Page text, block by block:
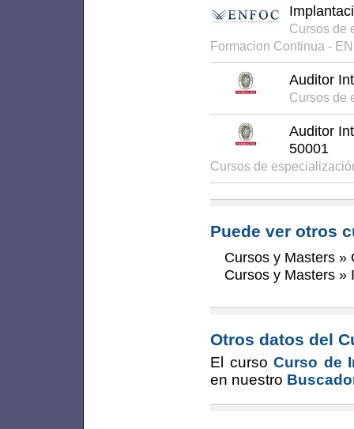
Cursos de
Formacion Continua -
Auditor
Cursos de
Auditor
50001
Cursos de
Puede ver otros
Cursos y Masters »
Cursos y Masters »
Otros datos del
El cursoCurso de
en nuestro